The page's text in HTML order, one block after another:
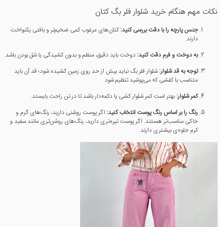
نکات مهم هنگام خرید شلوار فلر بگ کتان
جنس پارچه را با دقت بررسی کنید:کتان‌های مرغوب کمی ضخیم‌تر و بافتی یکنواخت
دارند.
به دوخت و فرم دقت کنید:دوخت باید دقیق، منظم و بدون کشیدگی یا شل بودن باشد.
توجه به قد شلوار:شلوار فلر بگ نباید بیش از حد روی زمین کشیده شود؛ قد آن باید
متناسب با کفشی که می‌پوشید تنظیم شود.
کمر شلوار:بهتر است کمر شلوار کشی یا دکمه‌دار باشد تا در تن راحت بایستد.
رنگ را بر اساس رنگ پوست انتخاب کنید: اگر پوست روشنی دارید، رنگ‌های گرم و
خاکی مناسب‌تر هستند. اگر پوست تیره‌تری دارید، رنگ‌های روشن‌تری مانند سفید و
کرم جلوه‌ی بیشتری دارند.